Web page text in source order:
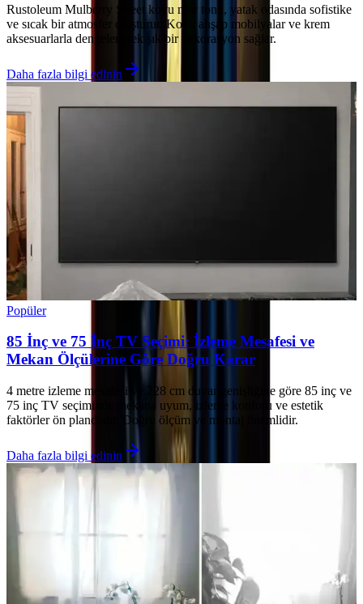
Rustoleum Mulberry Street koyu mor tonu, yatak odasında sofistike
ve sıcak bir atmosfer oluşturur. Koyu ahşap mobilyalar ve krem
aksesuarlarla dengelenerek şık bir dekorasyon sağlar.
Daha fazla bilgi edinin
Popüler
85 İnç ve 75 İnç TV Seçimi: İzleme Mesafesi ve
Mekan Ölçülerine Göre Doğru Karar
4 metre izleme mesafesi ve 228 cm duvar genişliğine göre 85 inç ve
75 inç TV seçiminde mekana uyum, izleme konforu ve estetik
faktörler ön plandadır. Doğru ölçüm ve montaj önemlidir.
Daha fazla bilgi edinin